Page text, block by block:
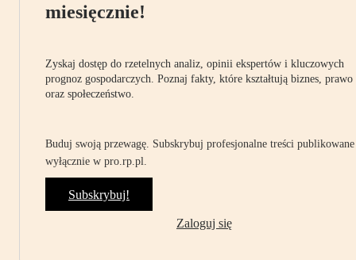
miesięcznie!
Zyskaj dostęp do rzetelnych analiz, opinii ekspertów i kluczowych
prognoz gospodarczych. Poznaj fakty, które kształtują biznes, prawo
oraz społeczeństwo.
Buduj swoją przewagę. Subskrybuj profesjonalne treści publikowane
wyłącznie w pro.rp.pl.
Subskrybuj!
Zaloguj się